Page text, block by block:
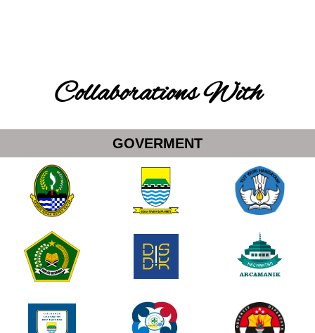
Collaborations With
GOVERMENT